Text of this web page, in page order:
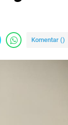
Komentar ()